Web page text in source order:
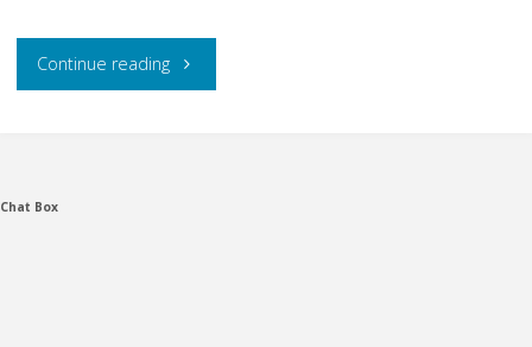
Continue reading"
Chat Box